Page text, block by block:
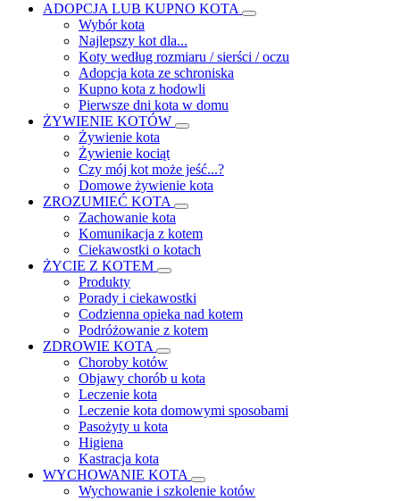
ADOPCJA LUB KUPNO KOTA
Wybór kota
Najlepszy kot dla...
Koty według rozmiaru / sierści / oczu
Adopcja kota ze schroniska
Kupno kota z hodowli
Pierwsze dni kota w domu
ŻYWIENIE KOTÓW
Żywienie kota
Żywienie kociąt
Czy mój kot może jeść...?
Domowe żywienie kota
ZROZUMIEĆ KOTA
Zachowanie kota
Komunikacja z kotem
Ciekawostki o kotach
ŻYCIE Z KOTEM
Produkty
Porady i ciekawostki
Codzienna opieka nad kotem
Podróżowanie z kotem
ZDROWIE KOTA
Choroby kotów
Objawy chorób u kota
Leczenie kota
Leczenie kota domowymi sposobami
Pasożyty u kota
Higiena
Kastracja kota
WYCHOWANIE KOTA
Wychowanie i szkolenie kotów